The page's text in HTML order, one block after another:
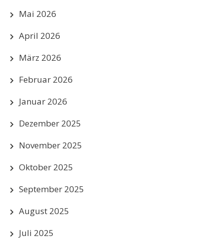
Mai 2026
April 2026
März 2026
Februar 2026
Januar 2026
Dezember 2025
November 2025
Oktober 2025
September 2025
August 2025
Juli 2025